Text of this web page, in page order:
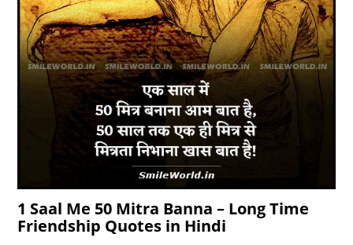
1 Saal Me 50 Mitra Banna – Long Time
Friendship Quotes in Hindi